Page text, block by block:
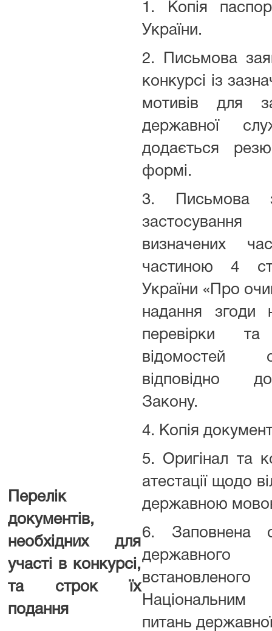
Перелік
документів,
необхідних для
участі в конкурсі,
та строк їх
подання
1. Копія
України.
2. Письмова
конкурсі із
мотивів для
державної
додається
формі.
3. Письмова
визначених
частиною 4
України «Про
надання згоди
перевірки та
відомостей
відповідно
Закону.
4. Копія
5. Оригінал та
атестації щодо
державною
6. Заповнена
питань